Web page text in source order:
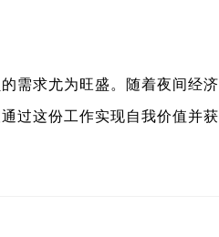
需求尤为旺盛。随着夜间经济
过这份工作实现自我价值并获